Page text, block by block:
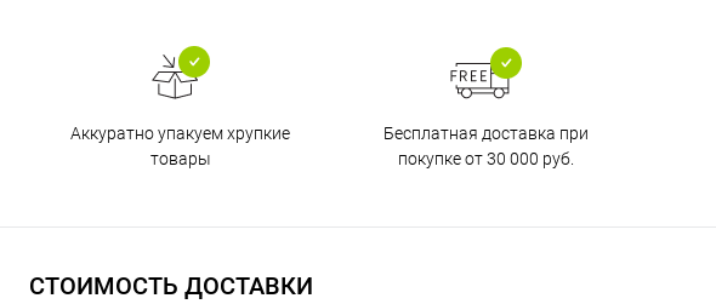
Аккуратно упакуем хрупкие
товары
Бесплатная доставка при
покупке от 30 000 руб.
СТОИМОСТЬ ДОСТАВКИ